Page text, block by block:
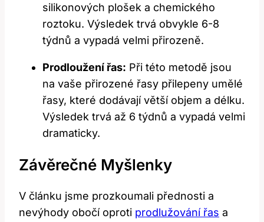
silikonových plošek a chemického
roztoku. Výsledek trvá obvykle 6-8
týdnů a vypadá velmi přirozeně.
Prodloužení řas: Při této metodě jsou
na vaše přirozené řasy přilepeny umělé
řasy, které dodávají větší objem a délku.
Výsledek trvá až 6 týdnů a vypadá velmi
dramaticky.
Závěrečné Myšlenky
V článku jsme prozkoumali přednosti a
nevýhody obočí oproti prodlužování řas a